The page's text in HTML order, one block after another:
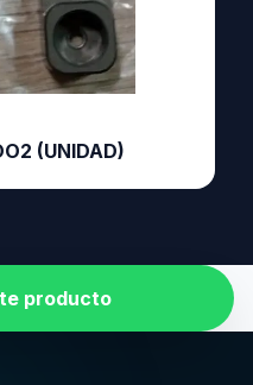
(UNIDAD)
producto